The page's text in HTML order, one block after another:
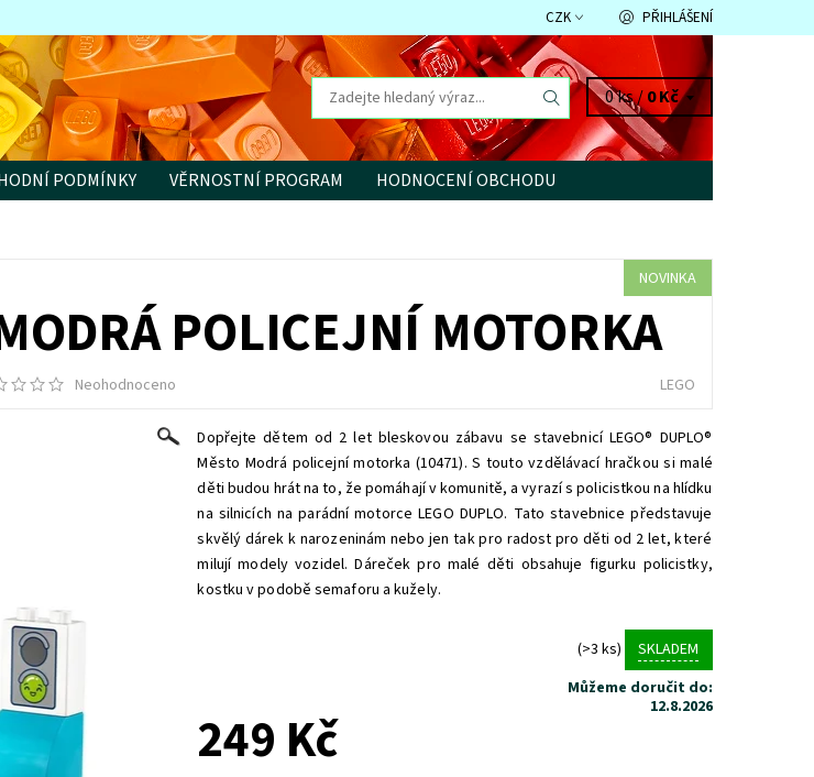
CZK PŘIHLÁŠENÍ
0 ks /0 Kč
PODMÍNKY VĚRNOSTNÍ PROGRAM
HODNOCENÍ OBCHODU
NOVINKA
POLICEJNÍ MOTORKA
Neohodnoceno LEGO
Dopřejte dětem od 2 let bleskovou zábavu se stavebnicí LEGO® DUPLO®
Město Modrá policejní motorka (10471). S touto vzdělávací hračkou si malé
děti budou hrát na to, že pomáhají v komunitě, a vyrazí s policistkou na hlídku
na silnicích na parádní motorce LEGO DUPLO. Tato stavebnice představuje
skvělý dárek k narozeninám nebo jen tak pro radost pro děti od 2 let, které
milují modely vozidel. Dáreček pro malé děti obsahuje figurku policistky,
kostku v podobě semaforu a kužely.
(>3 ks)
SKLADEM
Můžeme doručit do:
12.8.2026
249 Kč